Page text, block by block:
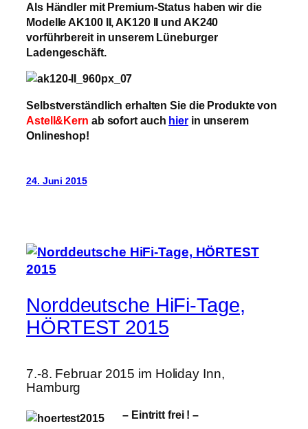
Als Händler mit Premium-Status haben wir die
Modelle AK100 II, AK120 II und AK240
vorführbereit in unserem Lüneburger
Ladengeschäft.
Selbstverständlich erhalten Sie die Produkte von
Astell&Kern ab sofort auch hierin unserem
Onlineshop!
24. Juni 2015
Norddeutsche HiFi-Tage,
HÖRTEST 2015
7.-8. Februar 2015 im Holiday Inn,
Hamburg
– Eintritt frei ! –